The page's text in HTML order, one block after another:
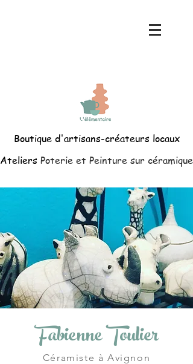
Boutique d'artisans-créateurs locaux
Ateliers Poterie et Peinture sur céramique
Fabienne Toulier
Céramiste à Avignon